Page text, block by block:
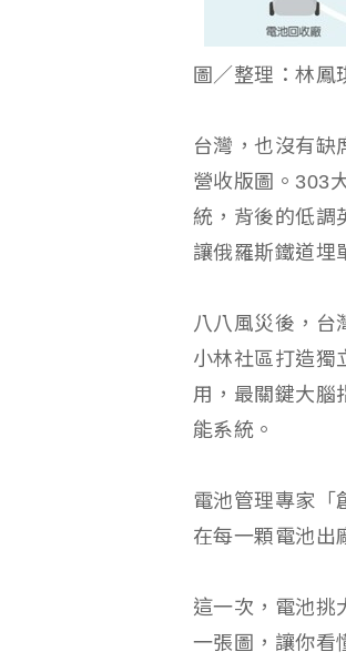
圖／整理：林鳳
台灣，也沒有缺
營收版圖。303
統，背後的低調
讓俄羅斯鐵道埋
八八風災後，台
小林社區打造獨
用，最關鍵大腦
能系統。
電池管理專家「
在每一顆電池出
這一次，電池挑
一張圖，讓你看